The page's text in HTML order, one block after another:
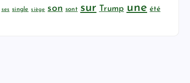
ses single siège son sont sur Trump une été